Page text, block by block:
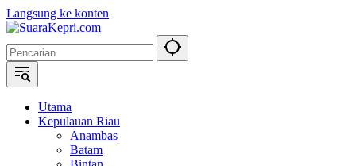
Langsung ke konten
Utama
Kepulauan Riau
Anambas
Batam